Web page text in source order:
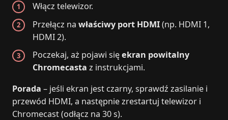
Włącz telewizor.
Przełącz nawłaściwy port HDMI(np. HDMI 1,
HDMI 2).
Poczekaj, aż pojawi sięekran powitalny
Chromecasta z instrukcjami.
Porada – jeśli ekran jest czarny, sprawdź zasilanie i
przewód HDMI, a następnie zrestartuj telewizor i
Chromecast (odłącz na 30 s).